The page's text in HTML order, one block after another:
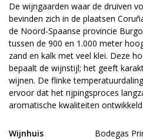
De wijngaarden waar de druiven
bevinden zich in de plaatsen
de Noord-Spaanse provincie
tussen de 900 en 1.000 meter
zand en kalk met veel klei. Deze
bepaalt de wijnstijl; het geeft
wijnen. De flinke
ervoor dat het rijpingsproces
aromatische kwaliteiten ontwikkeld.
Wijnhuis
Bodegas